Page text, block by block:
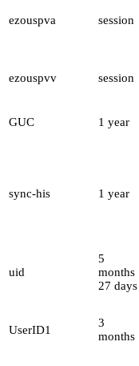
ezouspva session
ezouspvv session
GUC
1 year
sync-his 1 year
uid
5
months
27 days
UserID1
3
months